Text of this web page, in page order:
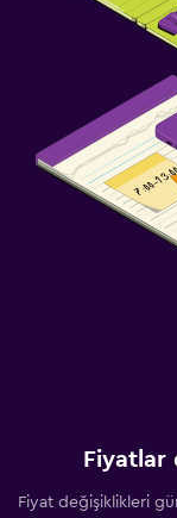
Fiyatlar
Fiyat değişiklikleri